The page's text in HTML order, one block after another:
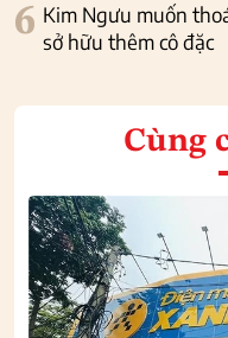
6 Kim Ngưu muốn
sở hữu thêm cô đặc
Cùng